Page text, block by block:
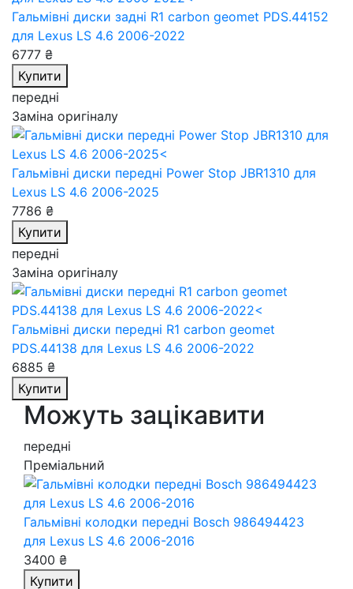
Гальмівні диски задні R1 carbon geomet PDS.44152
для Lexus LS 4.6 2006-2022
6777 ₴
Купити
передні
Заміна оригіналу
Гальмівні диски передні Power Stop JBR1310 для
Lexus LS 4.6 2006-2025
7786 ₴
Купити
передні
Заміна оригіналу
Гальмівні диски передні R1 carbon geomet
PDS.44138 для Lexus LS 4.6 2006-2022
6885 ₴
Купити
Можуть зацікавити
передні
Преміальний
Гальмівні колодки передні Bosch 986494423
для Lexus LS 4.6 2006-2016
3400 ₴
Купити